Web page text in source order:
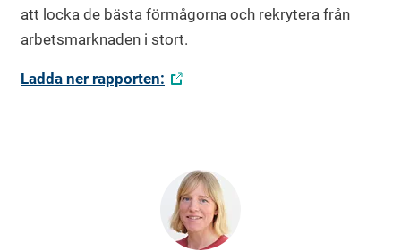
att locka de bästa förmågorna och rekrytera från
arbetsmarknaden i stort.
Ladda ner rapporten: